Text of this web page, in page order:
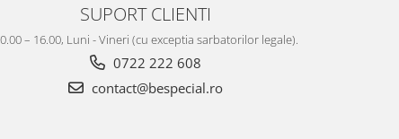
SUPORT CLIENTI
– 16.00, Luni - Vineri (cu exceptia sarbatorilor legale).
0722 222 608
contact@bespecial.ro